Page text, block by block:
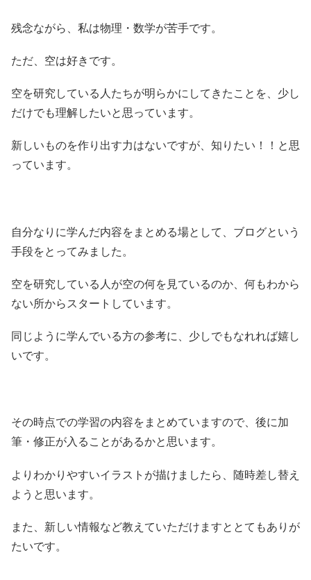
残念ながら、私は物理・数学が苦手です。
ただ、空は好きです。
空を研究している人たちが明らかにしてきたことを、少し
だけでも理解したいと思っています。
新しいものを作り出す力はないですが、知りたい！！と思
っています。
自分なりに学んだ内容をまとめる場として、ブログという
手段をとってみました。
空を研究している人が空の何を見ているのか、何もわから
ない所からスタートしています。
同じように学んでいる方の参考に、少しでもなれれば嬉し
いです。
その時点での学習の内容をまとめていますので、後に加
筆・修正が入ることがあるかと思います。
よりわかりやすいイラストが描けましたら、随時差し替え
ようと思います。
また、新しい情報など教えていただけますととてもありが
たいです。